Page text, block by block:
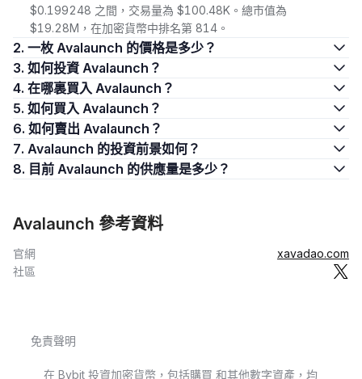
$0.199248 之間，交易量為 $100.48K。總市值為
$19.28M，在加密貨幣中排名第 814。
2. 一枚 Avalaunch 的價格是多少？
3. 如何投資 Avalaunch？
4. 在哪裏買入 Avalaunch？
5. 如何買入 Avalaunch？
6. 如何賣出 Avalaunch？
7. Avalaunch 的投資前景如何？
8. 目前 Avalaunch 的供應量是多少？
Avalaunch 參考資料
官網
xavadao.com
社區
免責聲明
在 Bybit 投資加密貨幣，包括購買 和其他數字資產，均